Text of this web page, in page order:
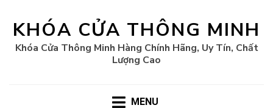
KHÓA CỬA THÔNG MINH
Khóa Cửa Thông Minh Hàng Chính Hãng, Uy Tín, Chất
Lượng Cao
MENU